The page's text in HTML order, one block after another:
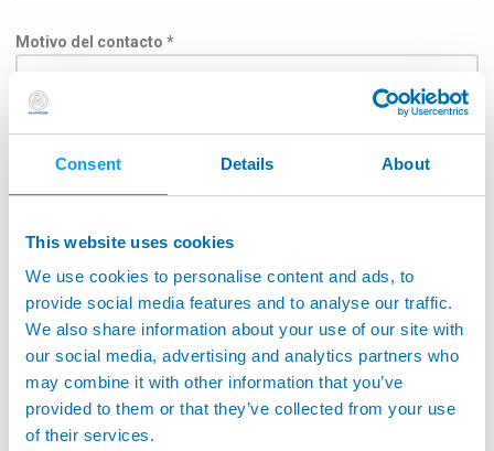
Consent Details About
This website uses cookies
We use cookies to personalise content and ads, to
provide social media features and to analyse our traffic.
We also share information about your use of our site with
our social media, advertising and analytics partners who
may combine it with other information that you’ve
provided to them or that they’ve collected from your use
of their services.
Motivo del contacto *
Para entregar el mensaje a la división correspondiente,
seleccione a continuación el campo de aplicación.: *
Aplicación para máquinas herramientas
Máquinas herramienta de seguimiento